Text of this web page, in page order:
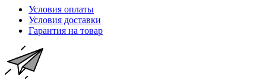
Условия оплаты
Условия доставки
Гарантия на товар